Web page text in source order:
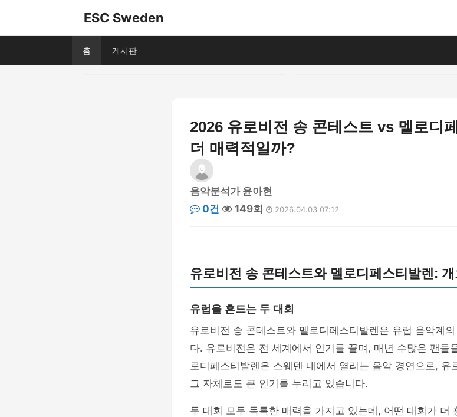
ESC Sweden
홈 게시판
2026 유로비전 송 콘테스트 vs 멜로디
더 매력적일까?
음악분석가 윤아현
0건
149회 2026.04.03 07:12
유로비전 송 콘테스트와 멜로디페스티발렌:
유럽을 흔드는 두 대회
유로비전 송 콘테스트와 멜로디페스티발렌은 유럽 음악계
다. 유로비전은 전 세계에서 인기를 끌며, 매년 수많은 팬들
로디페스티발렌은 스웨덴 내에서 열리는 음악 경연으로, 유
그 자체로도 큰 인기를 누리고 있습니다.
두 대회 모두 독특한 매력을 가지고 있는데, 어떤 대회가 더